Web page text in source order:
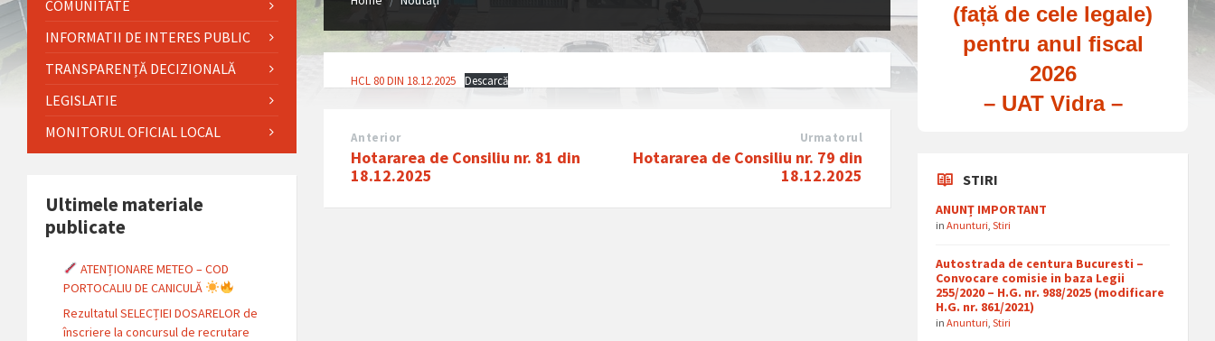
HCL 80 DIN 18.12.2025 Descarcă
Anterior
Hotararea de Consiliu nr. 81 din
18.12.2025
Urmatorul
Hotararea de Consiliu nr. 79 din
18.12.2025
COMUNITATE
INFORMATII DE INTERES PUBLIC
TRANSPARENȚĂ DECIZIONALĂ
LEGISLATIE
MONITORUL OFICIAL LOCAL
Ultimele materiale
publicate
ATENȚIONARE METEO – COD
PORTOCALIU DE CANICULĂ
Rezultatul SELECȚIEI DOSARELOR de
înscriere la concursul de recrutare
(față de cele legale)
pentru anul fiscal
2026
– UAT Vidra –
STIRI
ANUNȚ IMPORTANT
inAnunturi ,Stiri
Autostrada de centura Bucuresti –
Convocare comisie in baza Legii
255/2020 – H.G. nr. 988/2025 (modificare
H.G. nr. 861/2021)
inAnunturi ,Stiri